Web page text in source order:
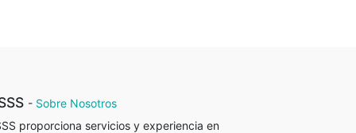
- Sobre Nosotros
proporciona servicios y experiencia en